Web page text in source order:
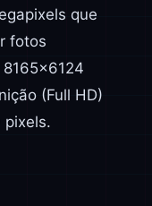
que
fotos
(Full HD)
pixels.